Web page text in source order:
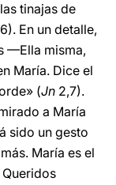
tinajas de
En un detalle,
—Ella misma,
María. Dice el
(Jn 2,7).
a María
sido un gesto
María es el